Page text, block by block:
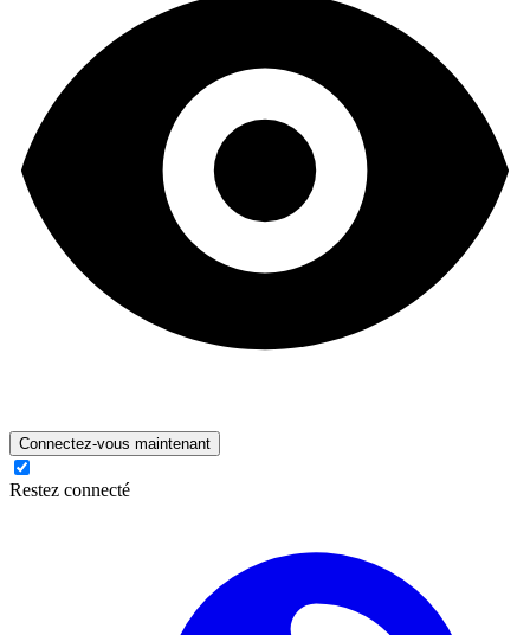
Connectez-vous maintenant
Restez connecté